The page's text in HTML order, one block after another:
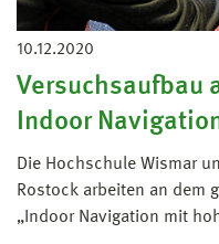
10.12.2020
Versuchsaufbau
Indoor
Die Hochschule Wismar
Rostock arbeiten an dem
„Indoor Navigation mit